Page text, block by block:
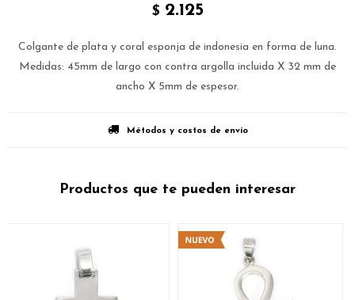
$ 2.125
Colgante de plata y coral esponja de indonesia en forma de luna.
Medidas: 45mm de largo con contra argolla incluida X 32 mm de
ancho X 5mm de espesor.
Métodos y costos de envío
Productos que te pueden interesar